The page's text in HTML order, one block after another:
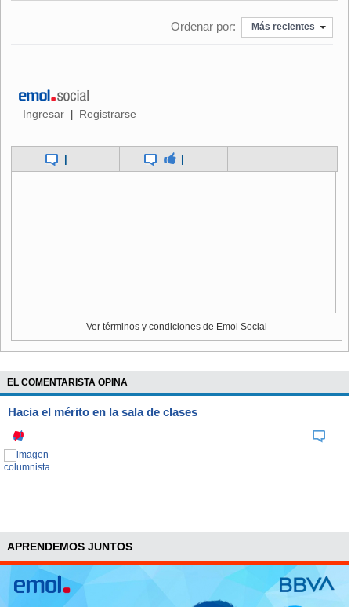
reunidos en Wall Street para reflejar adhesión.
ese caso no hay falta, pues ella no le pagó a la prensa por
asistir.
Ordenar por: Más recientes
Ingresar Registrarse
Ver términos y condiciones de Emol Social
EL COMENTARISTA OPINA
Hacia el mérito en la sala de clases
APRENDEMOS JUNTOS